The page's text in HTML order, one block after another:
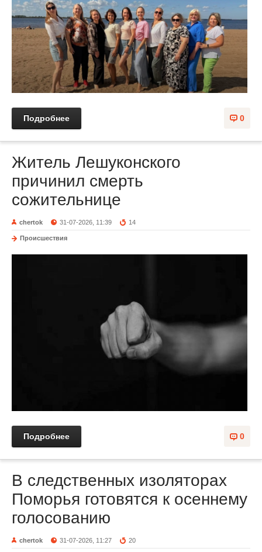
0
Подробнее
Житель Лешуконского
причинил смерть
сожительнице
chertok 31-07-2026, 11:39 14
Происшествия
0
Подробнее
В следственных изоляторах
Поморья готовятся к осеннему
голосованию
chertok 31-07-2026, 11:27 20